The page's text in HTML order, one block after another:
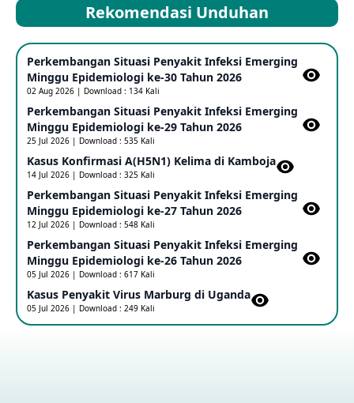
Mpox Clade 1b di Taiwan
25 May 2026
Update Informasi PHEIC Penyakit Ebola
23 May 2026
Penetapan Outbreak Penyakit Ebola di RD Kongo dan
Uganda Sebagai PHEIC
17 May 2026
Outbreak Penyakti Ebola di RD Kongo
16 May 2026
Kasus Konfirmasi A(H5NN6) di Cina
Rekomendasi Unduhan
Perkembangan Situasi Penyakit Infeksi Emerging
Minggu Epidemiologi ke-30 Tahun 2026
02 Aug 2026 | Download : 134 Kali
Perkembangan Situasi Penyakit Infeksi Emerging
Minggu Epidemiologi ke-29 Tahun 2026
25 Jul 2026 | Download : 535 Kali
Kasus Konfirmasi A(H5N1) Kelima di Kamboja​
14 Jul 2026 | Download : 325 Kali
Perkembangan Situasi Penyakit Infeksi Emerging
Minggu Epidemiologi ke-27 Tahun 2026
12 Jul 2026 | Download : 548 Kali
Perkembangan Situasi Penyakit Infeksi Emerging
Minggu Epidemiologi ke-26 Tahun 2026
05 Jul 2026 | Download : 617 Kali
Kasus Penyakit Virus Marburg di Uganda
05 Jul 2026 | Download : 249 Kali